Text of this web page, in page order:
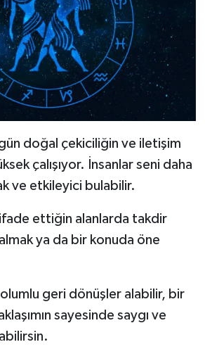
doğal çekiciliğin ve iletişim
çalışıyor. İnsanlar seni daha
ve etkileyici bulabilir.
ettiğin alanlarda takdir
ya da bir konuda öne
geri dönüşler alabilir, bir
sayesinde saygı ve